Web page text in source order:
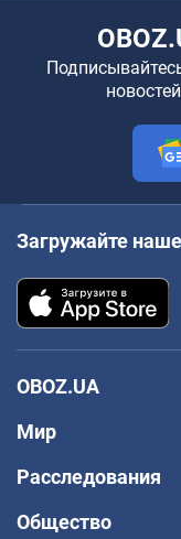
Загружайте
OBOZ.UA
Мир
Расследования
Общество